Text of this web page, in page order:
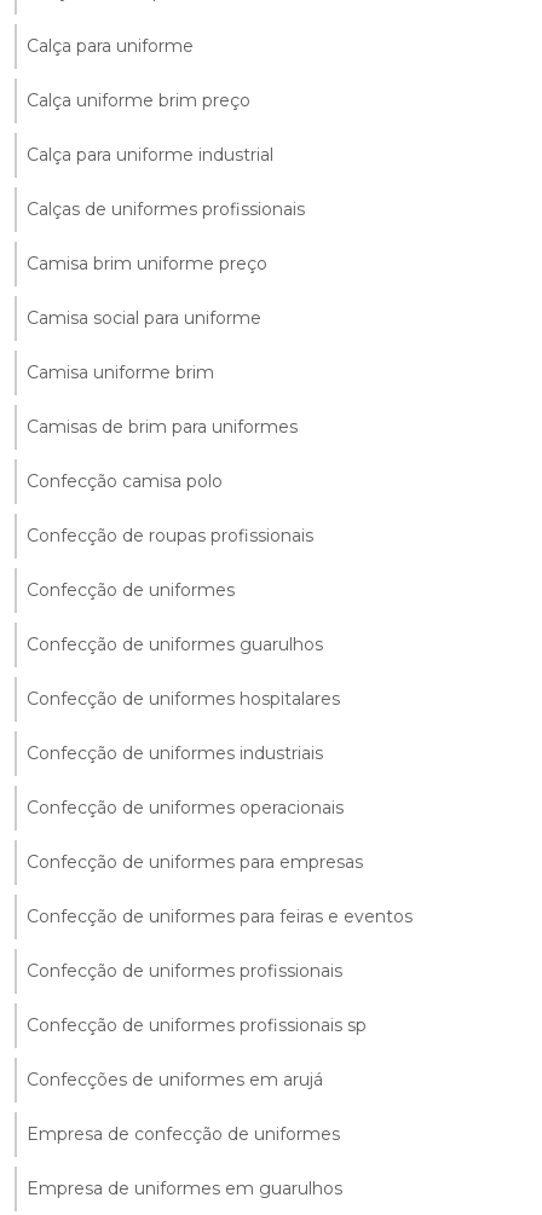
Calça para uniforme
Calça uniforme brim preço
Calça para uniforme industrial
Calças de uniformes profissionais
Camisa brim uniforme preço
Camisa social para uniforme
Camisa uniforme brim
Camisas de brim para uniformes
Confecção camisa polo
Confecção de roupas profissionais
Confecção de uniformes
Confecção de uniformes guarulhos
Confecção de uniformes hospitalares
Confecção de uniformes industriais
Confecção de uniformes operacionais
Confecção de uniformes para empresas
Confecção de uniformes para feiras e eventos
Confecção de uniformes profissionais
Confecção de uniformes profissionais sp
Confecções de uniformes em arujá
Empresa de confecção de uniformes
Empresa de uniformes em guarulhos